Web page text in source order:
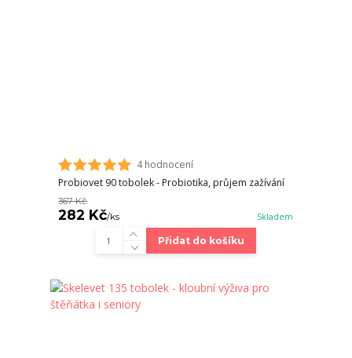
4 hodnocení
Probiovet 90 tobolek - Probiotika, průjem zažívání
367 Kč
282 Kč/ks Skladem
Přidat do košíku